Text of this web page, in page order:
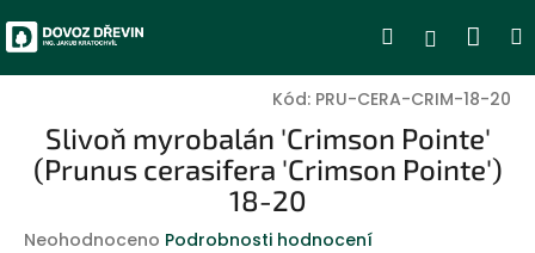
na
obsah
Hledat
Kód: PRU-CERA-CRIM-18-20
Slivoň myrobalán 'Crimson Pointe'
(Prunus cerasifera 'Crimson Pointe')
18-20
Průměrné
Neohodnoceno Podrobnosti hodnocení